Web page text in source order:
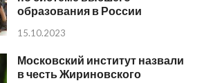
образования в России
15.10.2023
Московский институт назвали
в честь Жириновского